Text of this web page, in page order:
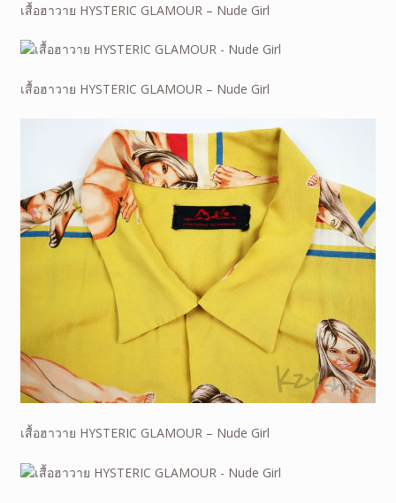
เสื้อฮาวาย HYSTERIC GLAMOUR – Nude Girl
เสื้อฮาวาย HYSTERIC GLAMOUR – Nude Girl
เสื้อฮาวาย HYSTERIC GLAMOUR – Nude Girl